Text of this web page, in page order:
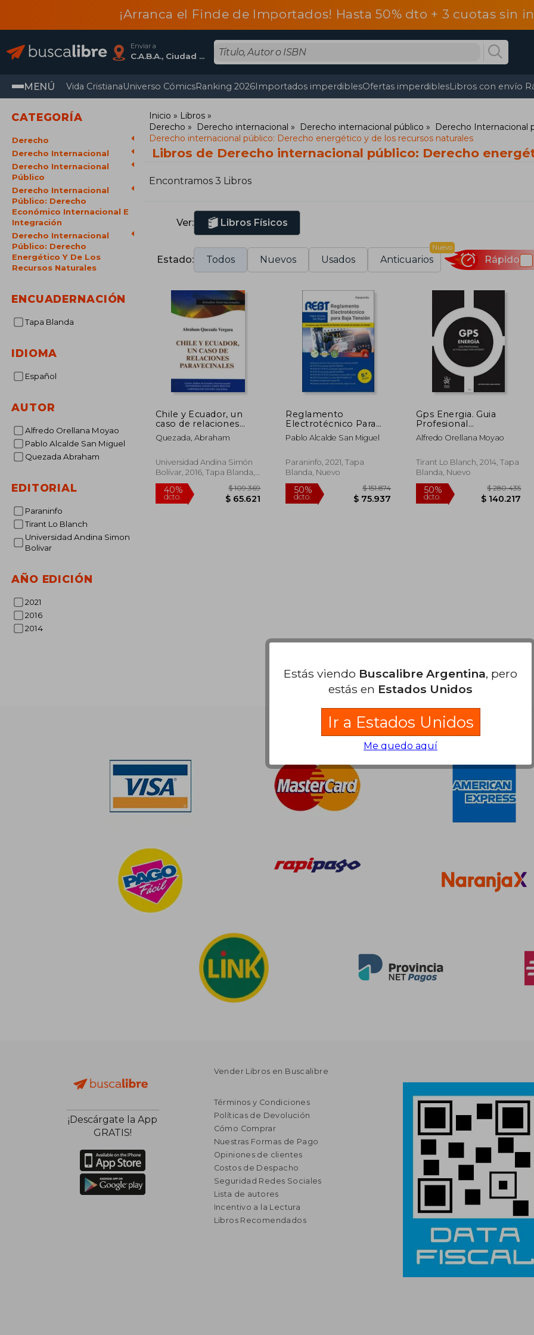
¡Arranca el Finde de Importados! Hasta 50% dto + 3 cuotas sin
Enviar a
C.A.B.A., Ciudad Autónoma De Buenos Aires
MENÚ Vida CristianaUniverso CómicsRanking 2026Importados imperdiblesOfertas imperdiblesLibros con envío
CATEGORÍA
Derecho
Derecho Internacional
Derecho Internacional
Público
Derecho Internacional
Público: Derecho
Económico Internacional E
Integración
Derecho Internacional
Público: Derecho
Energético Y De Los
Recursos Naturales
ENCUADERNACIÓN
Tapa Blanda
IDIOMA
Español
AUTOR
Alfredo Orellana Moyao
Pablo Alcalde San Miguel
Quezada Abraham
EDITORIAL
Paraninfo
Tirant Lo Blanch
Universidad Andina Simon
Bolivar
AÑO EDICIÓN
2021
2016
2014
Inicio
Libros
Derecho
Derecho internacional Derecho internacional público
Derecho Internacional
Derecho internacional público: Derecho energético y de los recursos naturales
Libros de Derecho internacional público: Derecho
Encontramos 3 Libros
Ver: Libros Físicos
Estado: Todos Nuevos Usados Anticuarios
Nuevo
Rápido
Chile y Ecuador, un
caso de relaciones
paravecinales: Origen
histórico y su impacto
1990-2010
Quezada, Abraham
Universidad Andina Simón
Bolívar, 2016, Tapa Blanda,
Nuevo
Reglamento
Electrotécnico Para
Baja Tensión 5. ª
Edición 2021
Pablo Alcalde San Miguel
Paraninfo, 2021, Tapa
Blanda, Nuevo
Gps Energia. Guia
Profesional
Actualizable por
Internet
Alfredo Orellana Moyao
Tirant Lo Blanch, 2014, Tapa
Blanda, Nuevo
Nuestras Formas de Pago
¡Descárgate la App
GRATIS!
Vender Libros en Buscalibre
Términos y Condiciones
Políticas de Devolución
Cómo Comprar
Nuestras Formas de Pago
Opiniones de clientes
Costos de Despacho
Seguridad Redes Sociales
Lista de autores
Incentivo a la Lectura
Libros Recomendados
Estás viendo Buscalibre Argentina, pero
estás en Estados Unidos
Ir a Estados Unidos
Me quedo aquí